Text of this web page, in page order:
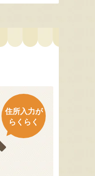
住所入力が
らくらく